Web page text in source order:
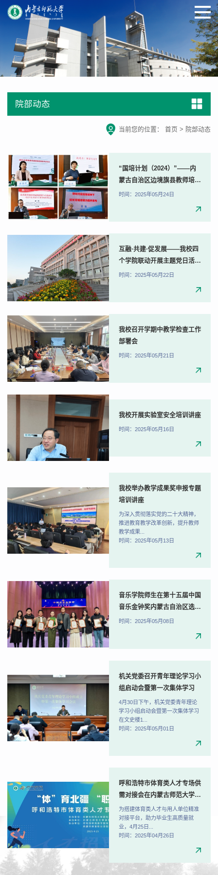
院部动态
当前您的位置： 首页 > 院部动态
“国培计划（2024）”——内
蒙古自治区边境旗县教师培训
“一对一”精准帮扶培训项目
时间：2025年05月24日
互融·共建·促发展——我校四
个学院联动开展主题党日活
动，以党建融合赋能高质量发
时间：2025年05月22日
我校召开学期中教学检查工作
部署会
时间：2025年05月21日
我校开展实验室安全培训讲座
时间：2025年05月16日
我校举办教学成果奖申报专题
培训讲座
为深入贯彻落实党的二十大精神，
推进教育教学改革创新，提升教师
教学成果...
时间：2025年05月13日
音乐学院师生在第十五届中国
音乐金钟奖内蒙古自治区选拔
赛斩获佳绩！
时间：2025年05月08日
机关党委召开青年理论学习小
组启动会暨第一次集体学习
4月30日下午，机关党委青年理论
学习小组启动会暨第一次集体学习
在文史楼1...
时间：2025年05月01日
呼和浩特市体育类人才专场供
需对接会在内蒙古师范大学成
功举办
为搭建体育类人才与用人单位精准
对接平台，助力毕业生高质量就
业，4月25日...
时间：2025年04月26日